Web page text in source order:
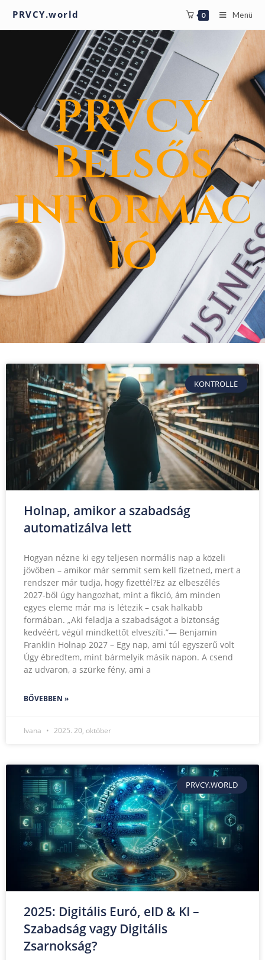
PRVCY.world 0 Menü
PRVCY
Belsős
informác
ió
KONTROLLE
Holnap, amikor a szabadság
automatizálva lett
Hogyan nézne ki egy teljesen normális nap a közeli
jövőben – amikor már semmit sem kell fizetned, mert a
rendszer már tudja, hogy fizettél?Ez az elbeszélés
2027-ből úgy hangozhat, mint a fikció, ám minden
egyes eleme már ma is létezik – csak halkabb
formában. „Aki feladja a szabadságot a biztonság
kedvéért, végül mindkettőt elveszíti.”— Benjamin
Franklin Holnap 2027 – Egy nap, ami túl egyszerű volt
Úgy ébredtem, mint bármelyik másik napon. A csend
az udvaron, a szürke fény, ami a
BŐVEBBEN »
Ivana 2025. 20, október
PRVCY.WORLD
2025: Digitális Euró, eID & KI –
Szabadság vagy Digitális
Zsarnokság?